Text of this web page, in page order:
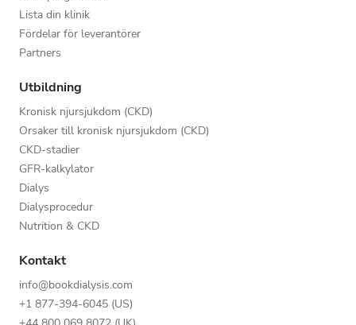
Lista din klinik
Fördelar för leverantörer
Partners
Utbildning
Kronisk njursjukdom (CKD)
Orsaker till kronisk njursjukdom (CKD)
CKD-stadier
GFR-kalkylator
Dialys
Dialysprocedur
Nutrition & CKD
Kontakt
info@bookdialysis.com
+1 877-394-6045 (US)